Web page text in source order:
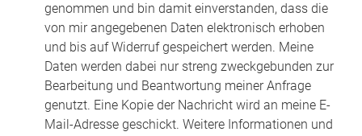
genommen und bin damit einverstanden, dass die
von mir angegebenen Daten elektronisch erhoben
und bis auf Widerruf gespeichert werden. Meine
Daten werden dabei nur streng zweckgebunden zur
Bearbeitung und Beantwortung meiner Anfrage
genutzt. Eine Kopie der Nachricht wird an meine E-
Mail-Adresse geschickt. Weitere Informationen und